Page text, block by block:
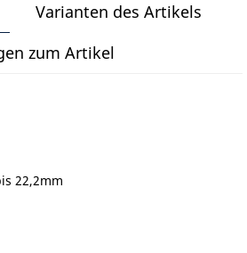
Varianten des Artikels
zum Artikel
22,2mm